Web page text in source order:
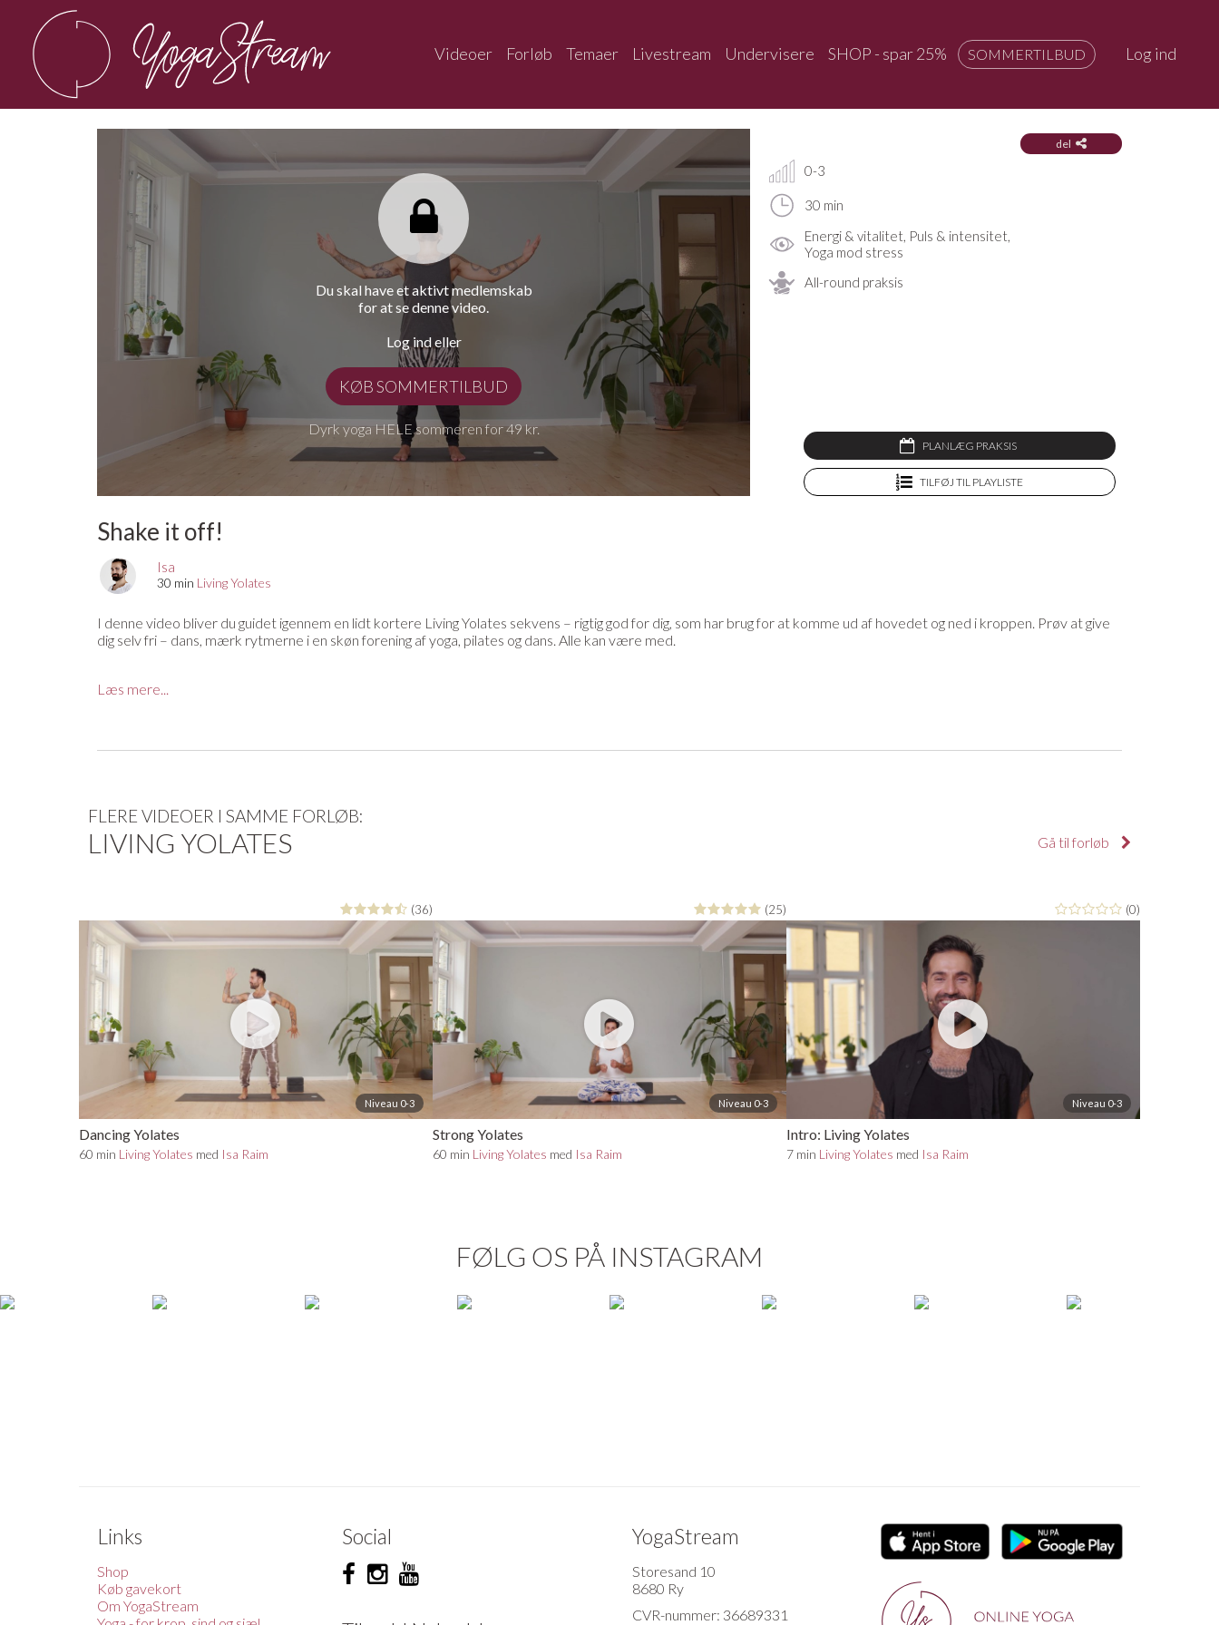
Videoer Forløb Temaer Livestream Undervisere SHOP - spar 25% SOMMERTILBUD Log ind
Du skal have et aktivt medlemskab
for at se denne video.
Log ind eller
KØB SOMMERTILBUD
Dyrk yoga HELE sommeren for 49 kr.
del
0-3
30 min
Energi & vitalitet, Puls & intensitet,
Yoga mod stress
All-round praksis
PLANLÆG PRAKSIS
TILFØJ TIL PLAYLISTE
Shake it off!
Isa
30 min Living Yolates
I denne video bliver du guidet igennem en lidt kortere Living Yolates sekvens – rigtig god for dig, som har brug for at komme ud af hovedet og ned i kroppen. Prøv at give
dig selv fri – dans, mærk rytmerne i en skøn forening af yoga, pilates og dans. Alle kan være med.
af YogaStream får du 25% rabat på det hele. Se mere her
Læs mere...
FLERE VIDEOER I SAMME FORLØB:
LIVING YOLATES Gå til forløb
(36)
Niveau 0-3
Dancing Yolates
60 min Living Yolates med Isa Raim
(25)
Niveau 0-3
Strong Yolates
60 min Living Yolates med Isa Raim
(0)
Niveau 0-3
Intro: Living Yolates
7 min Living Yolates med Isa Raim
FØLG OS PÅ INSTAGRAM
Links
Shop
Køb gavekort
Om YogaStream
Social YogaStream
Storesand 10
8680 Ry
CVR-nummer: 36689331